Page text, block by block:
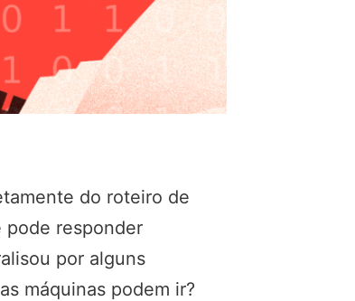
do roteiro de
pode responder
por alguns
máquinas podem ir?